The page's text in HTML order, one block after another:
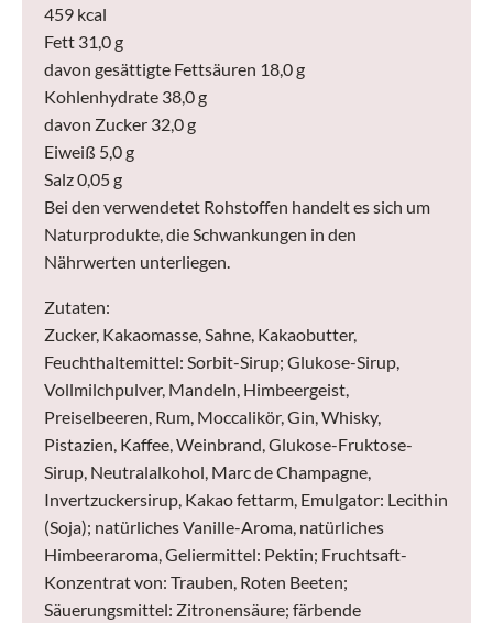
459 kcal
Fett 31,0 g
davon gesättigte Fettsäuren 18,0 g
Kohlenhydrate 38,0 g
davon Zucker 32,0 g
Eiweiß 5,0 g
Salz 0,05 g
Bei den verwendetet Rohstoffen handelt es sich um
Naturprodukte, die Schwankungen in den
Nährwerten unterliegen.
Zutaten:
Zucker, Kakaomasse, Sahne, Kakaobutter,
Feuchthaltemittel: Sorbit-Sirup; Glukose-Sirup,
Vollmilchpulver, Mandeln, Himbeergeist,
Preiselbeeren, Rum, Moccalikör, Gin, Whisky,
Pistazien, Kaffee, Weinbrand, Glukose-Fruktose-
Sirup, Neutralalkohol, Marc de Champagne,
Invertzuckersirup, Kakao fettarm, Emulgator: Lecithin
(Soja); natürliches Vanille-Aroma, natürliches
Himbeeraroma, Geliermittel: Pektin; Fruchtsaft-
Konzentrat von: Trauben, Roten Beeten;
Säuerungsmittel: Zitronensäure; färbende